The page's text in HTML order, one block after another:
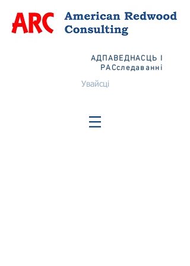
АДПАВЕДНАСЦЬ І
РАСследаванні
Увайсці